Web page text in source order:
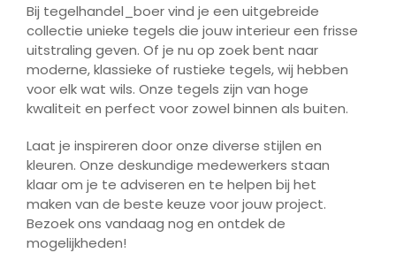
Bij tegelhandel_boer vind je een uitgebreide
collectie unieke tegels die jouw interieur een frisse
uitstraling geven. Of je nu op zoek bent naar
moderne, klassieke of rustieke tegels, wij hebben
voor elk wat wils. Onze tegels zijn van hoge
kwaliteit en perfect voor zowel binnen als buiten.
Laat je inspireren door onze diverse stijlen en
kleuren. Onze deskundige medewerkers staan
klaar om je te adviseren en te helpen bij het
maken van de beste keuze voor jouw project.
Bezoek ons vandaag nog en ontdek de
mogelijkheden!